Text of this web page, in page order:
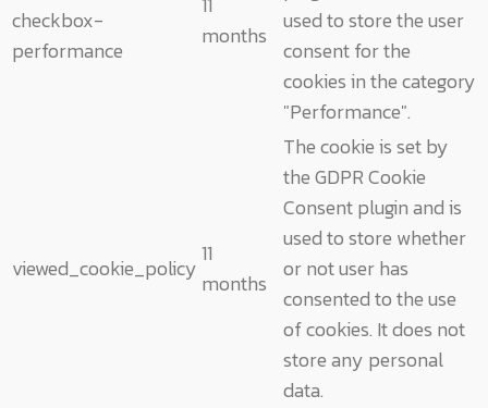
checkbox-
performance
months
used to store the user
consent for the
cookies in the category
"Performance".
viewed_cookie_policy
11
months
The cookie is set by
the GDPR Cookie
Consent plugin and is
used to store whether
or not user has
consented to the use
of cookies. It does not
store any personal
data.